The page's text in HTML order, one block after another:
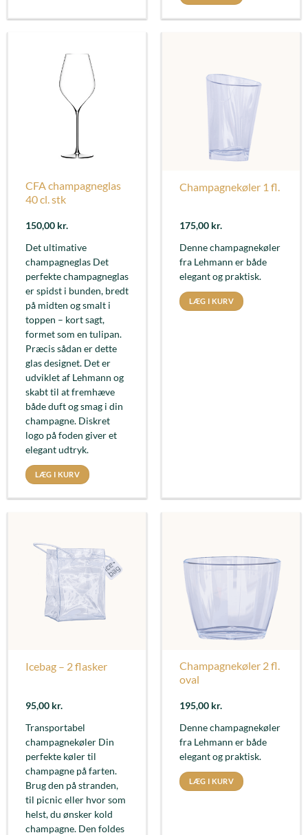
CFA champagneglas
40 cl. stk
150,00 kr.
Det ultimative
champagneglas Det
perfekte champagneglas
er spidst i bunden, bredt
på midten og smalt i
toppen – kort sagt,
formet som en tulipan.
Præcis sådan er dette
glas designet. Det er
udviklet af Lehmann og
skabt til at fremhæve
både duft og smag i din
champagne. Diskret
logo på foden giver et
elegant udtryk.
LÆG I KURV
Champagnekøler 1 fl.
175,00 kr.
Denne champagnekøler
fra Lehmann er både
elegant og praktisk.
LÆG I KURV
Icebag – 2 flasker
95,00 kr.
Transportabel
champagnekøler Din
perfekte køler til
champagne på farten.
Brug den på stranden,
til picnic eller hvor som
helst, du ønsker kold
champagne. Den foldes
Champagnekøler 2 fl.
oval
195,00 kr.
Denne champagnekøler
fra Lehmann er både
elegant og praktisk.
LÆG I KURV